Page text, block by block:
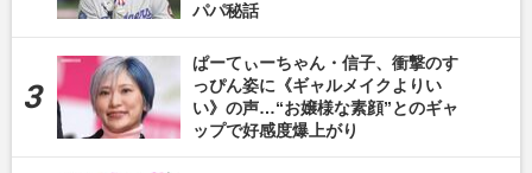
パパ秘話
ぱーてぃーちゃん・信子、衝撃のす
っぴん姿に《ギャルメイクよりい
い》の声…“お嬢様な素顔”とのギャ
ップで好感度爆上がり